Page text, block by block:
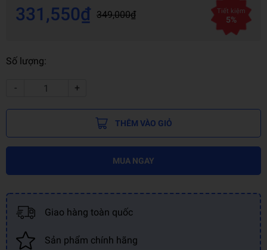
331,550₫ 349,000₫ Tiết kiệm
5%
Số lượng:
- +
THÊM VÀO GIỎ
MUA NGAY
Giao hàng toàn quốc
Sản phẩm chính hãng